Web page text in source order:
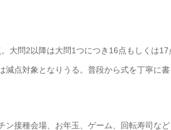
大問2以降は大問1つにつき16点もしくは17
点対象となりうる。普段から式を丁寧に書
ン接種会場、お年玉、ゲーム、回転寿司など